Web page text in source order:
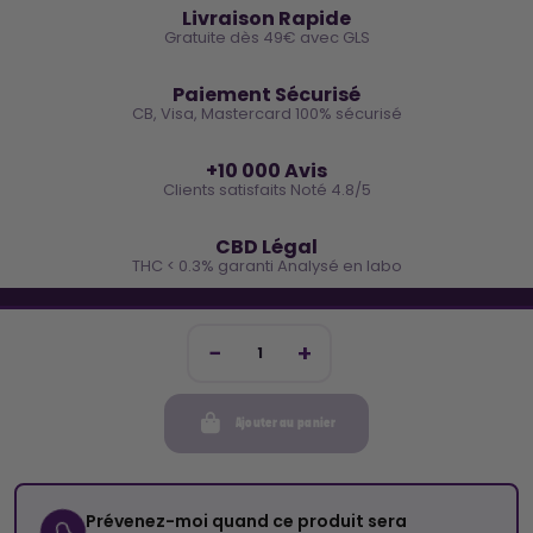
Ajouter au panier
Prévenez-moi quand ce produit sera
Livraison Rapide
Gratuite dès 49€ avec GLS
Paiement Sécurisé
CB, Visa, Mastercard 100% sécurisé
+10 000 Avis
Clients satisfaits Noté 4.8/5
CBD Légal
THC < 0.3% garanti Analysé en labo
Inscris-toi et reçois -10€ sur ta prochaine commande
Cocorikush